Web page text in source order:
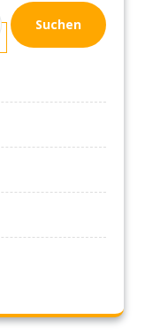
Suchen